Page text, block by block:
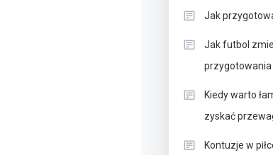
Jak
Jak futbol
Kiedy warto
zyskać
Kontuzje w